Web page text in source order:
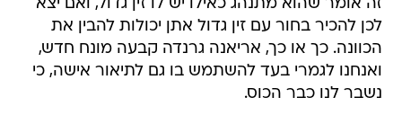
זה אומר שהוא מתנהג כאילו יש לו זין גדול, ואם יצא
לכן להכיר בחור עם זין גדול אתן יכולות להבין את
הכוונה. כך או כך, אריאנה גרנדה קבעה מונח חדש,
ואנחנו לגמרי בעד להשתמש בו גם לתיאור אישה, כי
נשבר לנו כבר הכוס.